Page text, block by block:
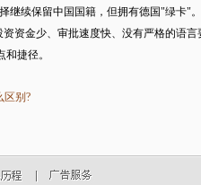
续保留中国国籍，但拥有德国"绿卡"。
金少、审批速度快、没有严格的语言
捷径。
区别?